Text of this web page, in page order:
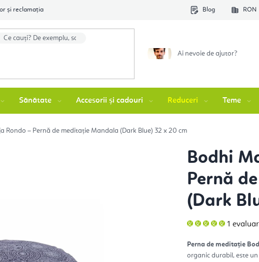
și reclamația Blog RON
Ai nevoie de ajutor?
Sănătate Accesorii și cadouri Reduceri Teme
Rondo – Pernă de meditație Mandala (Dark Blue) 32 x 20 cm
Bodhi
Pernă
(Dark
medie
este
5,0
din
1
Perna de meditație
organic durabil, este